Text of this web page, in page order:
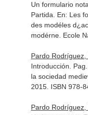
Un formulario
Partida. En: Les
des modéles
modérne. Ecole
Pardo
Introducción. Pag.
la sociedad
2015. ISBN 978-
Pardo